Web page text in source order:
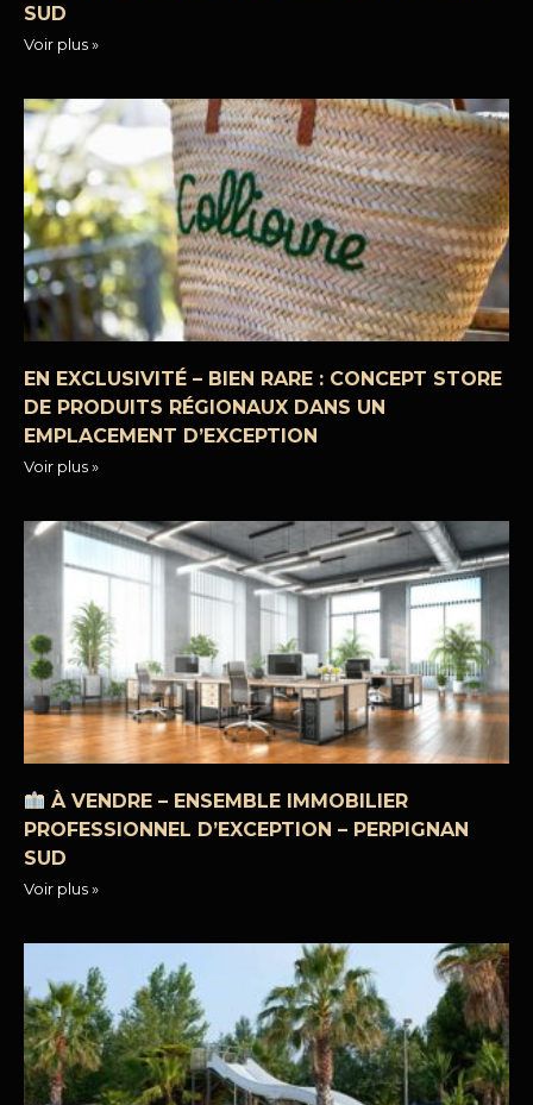
SUD
Voir plus »
EN EXCLUSIVITÉ – BIEN RARE : CONCEPT STORE
DE PRODUITS RÉGIONAUX DANS UN
EMPLACEMENT D’EXCEPTION
Voir plus »
À VENDRE – ENSEMBLE IMMOBILIER
PROFESSIONNEL D’EXCEPTION – PERPIGNAN
SUD
Voir plus »